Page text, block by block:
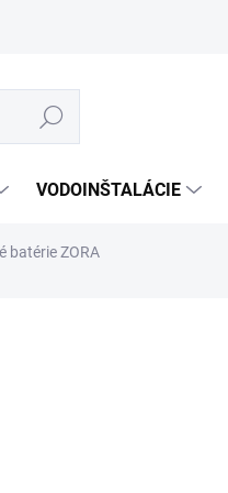
Hľadať
VODOINŠTALÁCIE
batérie ZORA